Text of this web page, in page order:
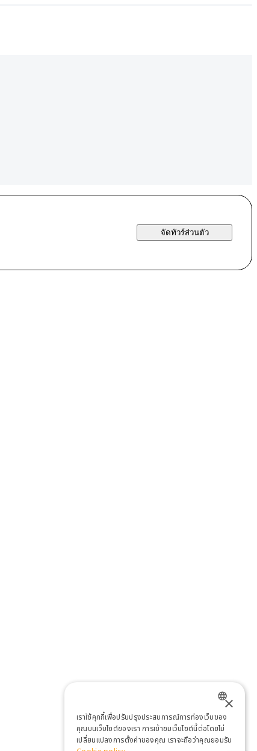
จัดทัวร์ส่วนตัว
ENGLISH
THAI
×
เราใช้คุกกี้เพื่อปรับปรุงประสบการณ์การท่องเว็บของ
คุณบนเว็บไซต์ของเรา การเข้าชมเว็บไซต์นี้ต่อโดยไม่
เปลี่ยนแปลงการตั้งค่าของคุณ เราจะถือว่าคุณยอมรับ